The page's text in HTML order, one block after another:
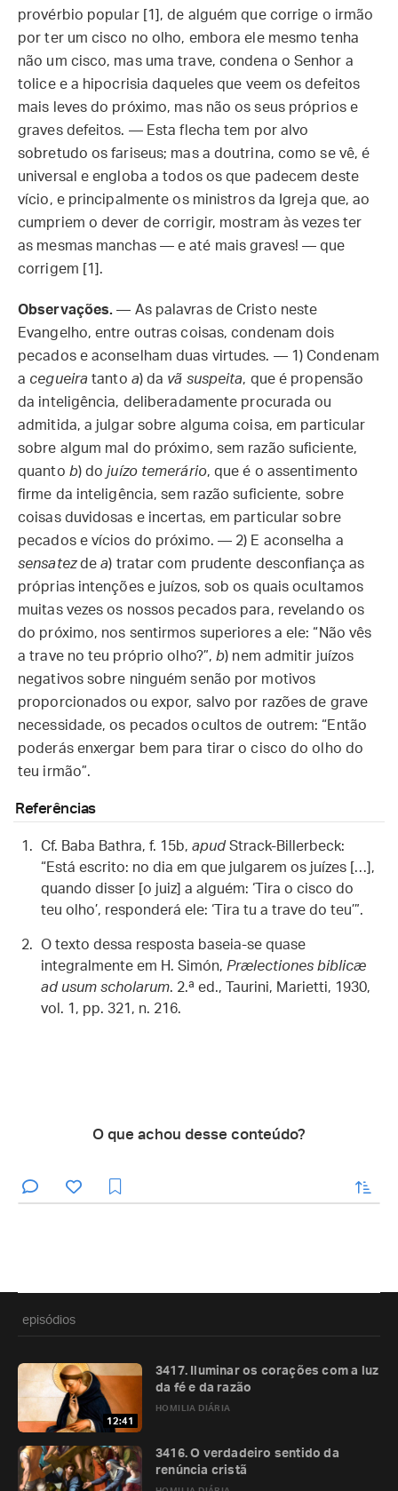
provérbio popular [1], de alguém que corrige o irmão
por ter um cisco no olho, embora ele mesmo tenha
não um cisco, mas uma trave, condena o Senhor a
tolice e a hipocrisia daqueles que veem os defeitos
mais leves do próximo, mas não os seus próprios e
graves defeitos. — Esta flecha tem por alvo
sobretudo os fariseus; mas a doutrina, como se vê, é
universal e engloba a todos os que padecem deste
vício, e principalmente os ministros da Igreja que, ao
cumpriem o dever de corrigir, mostram às vezes ter
as mesmas manchas — e até mais graves! — que
corrigem [1].
Observações. — As palavras de Cristo neste
Evangelho, entre outras coisas, condenam dois
pecados e aconselham duas virtudes. — 1) Condenam
a cegueiratanto a) da vã suspeita, que é propensão
da inteligência, deliberadamente procurada ou
admitida, a julgar sobre alguma coisa, em particular
sobre algum mal do próximo, sem razão suficiente,
quanto b) dojuízo temerário, que é o assentimento
firme da inteligência, sem razão suficiente, sobre
coisas duvidosas e incertas, em particular sobre
pecados e vícios do próximo. — 2) E aconselha a
sensatezdea) tratar com prudente desconfiança as
próprias intenções e juízos, sob os quais ocultamos
muitas vezes os nossos pecados para, revelando os
do próximo, nos sentirmos superiores a ele: “Não vês
a trave no teu próprio olho?”,b) nem admitir juízos
negativos sobre ninguém senão por motivos
proporcionados ou expor, salvo por razões de grave
necessidade, os pecados ocultos de outrem: “Então
poderás enxergar bem para tirar o cisco do olho do
teu irmão”.
Referências
Cf. Baba Bathra, f. 15b, apud Strack-Billerbeck:
“Está escrito: no dia em que julgarem os juízes […],
quando disser [o juiz] a alguém: ‘Tira o cisco do
teu olho’, responderá ele: ‘Tira tu a trave do teu’”.
O texto dessa resposta baseia-se quase
integralmente em H. Simón, Prælectiones biblicæ
ad usum scholarum. 2.ª ed., Taurini, Marietti, 1930,
vol. 1, pp. 321, n. 216.
O que achou desse conteúdo?
enviar
episódios
12:41
HOMILIA DIÁRIA
3417. Iluminar os corações com a luz
da fé e da razão
3416. O verdadeiro sentido da
renúncia cristã